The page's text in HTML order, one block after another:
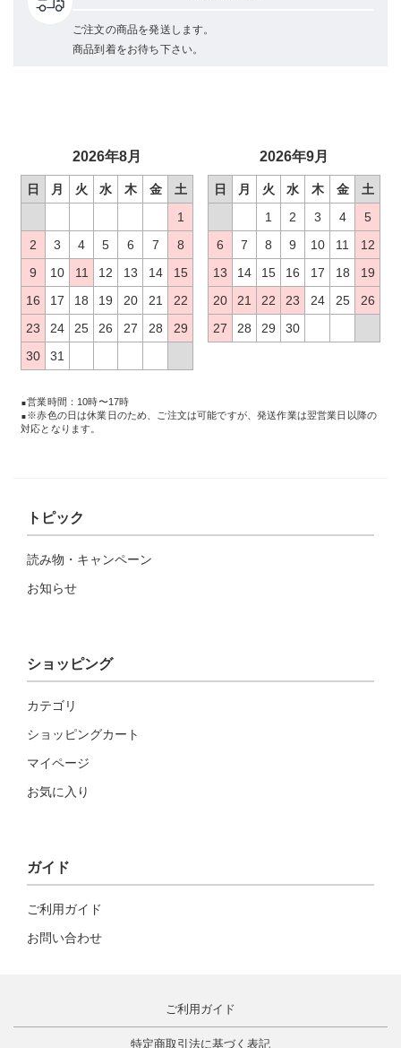
ご注文の商品を発送します。
商品到着をお待ち下さい。
2026年8月
日 月 火 水 木 金
土
1
2
3 4 5 6 7
8
9
10 11 12 13 14
15
16
17 18 19 20 21
22
23
24 25 26 27 28
29
30
31
2026年9月
日 月 火 水 木 金
土
1
2 3 4
5
6
7 8 9 10 11
12
13
14 15 16 17 18
19
20
21 22 23 24 25
26
27
28 29 30
営業時間：10時〜17時
※赤色の日は休業日のため、ご注文は可能ですが、発送作業は翌営業日以降の
対応となります。
トピック
読み物・キャンペーン
お知らせ
ショッピング
カテゴリ
ショッピングカート
マイページ
お気に入り
ガイド
ご利用ガイド
お問い合わせ
ご利用ガイド
特定商取引法に基づく表記